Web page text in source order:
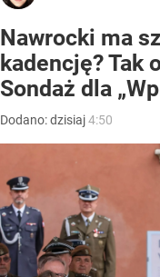
Nawrocki ma
kadencję? Tak
Sondaż dla
Dodano:dzisiaj4:50